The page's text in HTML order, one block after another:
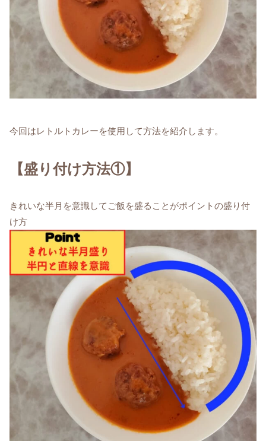
今回はレトルトカレーを使用して方法を紹介します。
【盛り付け方法①】
きれいな半月を意識してご飯を盛ることがポイントの盛り付
け方